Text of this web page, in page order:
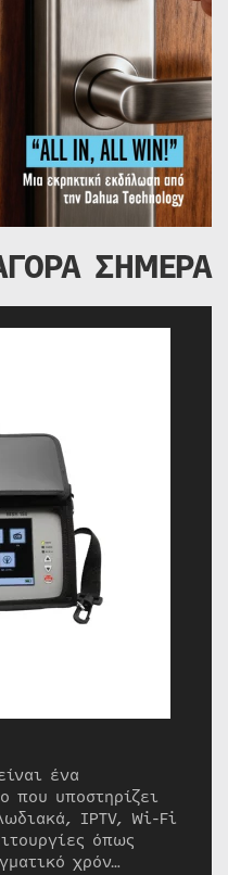
ΣΗΜΕΡΑ
ένα
που υποστηρίζει
IPTV, Wi-Fi
όπως
χρόν…